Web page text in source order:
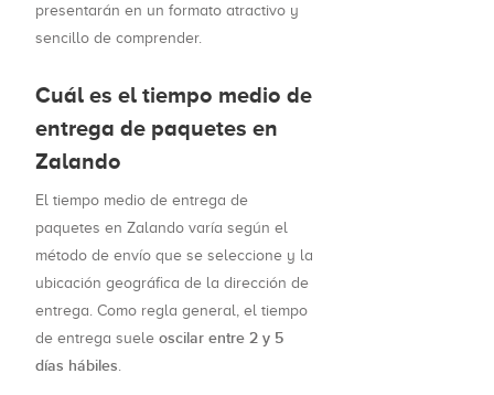
presentarán en un formato atractivo y
sencillo de comprender.
Cuál es el tiempo medio de
entrega de paquetes en
Zalando
El tiempo medio de entrega de
paquetes en Zalando varía según el
método de envío que se seleccione y la
ubicación geográfica de la dirección de
entrega. Como regla general, el tiempo
de entrega suele oscilar entre 2 y 5
días hábiles